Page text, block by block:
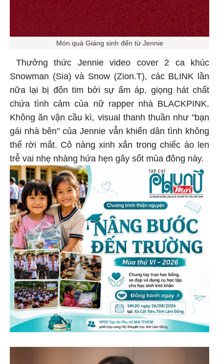
Món quà Giáng sinh đến từ Jennie
Thưởng thức Jennie video cover 2 ca khúc
Snowman (Sia) và Snow (Zion.T), các BLINK lần
nữa lại bị đốn tim bởi sự ấm áp, giọng hát chất
chứa tình cảm của nữ rapper nhà BLACKPINK.
Không ăn vận cầu kì, visual thanh thuần như "bạn
gái nhà bên" của Jennie vẫn khiến dân tình không
thể rời mắt. Cô nàng xinh xắn trong chiếc áo len
trễ vai nhẹ nhàng hứa hẹn gây sốt mùa đông này.